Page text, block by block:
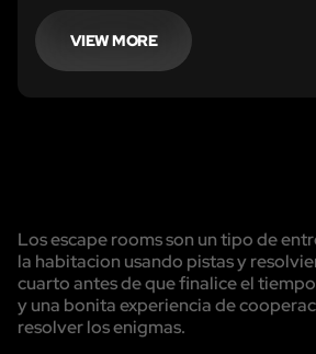
criaturas que te harán vivir una...
VIEW MORE
Los escape rooms son un tipo de
la habitacion usando pistas y
cuarto antes de que finalice el
y una bonita experiencia de
resolver los enigmas.